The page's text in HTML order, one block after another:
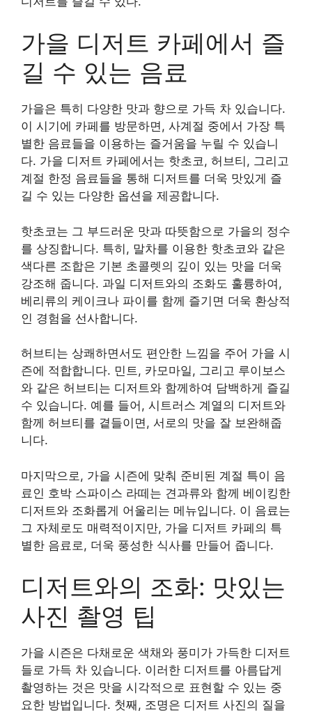
가을 디저트 카페에서 즐
길 수 있는 음료
가을은 특히 다양한 맛과 향으로 가득 차 있습니다.
이 시기에 카페를 방문하면, 사계절 중에서 가장 특
별한 음료들을 이용하는 즐거움을 누릴 수 있습니
다. 가을 디저트 카페에서는 핫초코, 허브티, 그리고
계절 한정 음료들을 통해 디저트를 더욱 맛있게 즐
길 수 있는 다양한 옵션을 제공합니다.
핫초코는 그 부드러운 맛과 따뜻함으로 가을의 정수
를 상징합니다. 특히, 말차를 이용한 핫초코와 같은
색다른 조합은 기본 초콜렛의 깊이 있는 맛을 더욱
강조해 줍니다. 과일 디저트와의 조화도 훌륭하여,
베리류의 케이크나 파이를 함께 즐기면 더욱 환상적
인 경험을 선사합니다.
허브티는 상쾌하면서도 편안한 느낌을 주어 가을 시
즌에 적합합니다. 민트, 카모마일, 그리고 루이보스
와 같은 허브티는 디저트와 함께하여 담백하게 즐길
수 있습니다. 예를 들어, 시트러스 계열의 디저트와
함께 허브티를 곁들이면, 서로의 맛을 잘 보완해줍
니다.
마지막으로, 가을 시즌에 맞춰 준비된 계절 특이 음
료인 호박 스파이스 라떼는 견과류와 함께 베이킹한
디저트와 조화롭게 어울리는 메뉴입니다. 이 음료는
그 자체로도 매력적이지만, 가을 디저트 카페의 특
별한 음료로, 더욱 풍성한 식사를 만들어 줍니다.
디저트와의 조화: 맛있는
사진 촬영 팁
가을 시즌은 다채로운 색채와 풍미가 가득한 디저트
들로 가득 차 있습니다. 이러한 디저트를 아름답게
촬영하는 것은 맛을 시각적으로 표현할 수 있는 중
요한 방법입니다. 첫째, 조명은 디저트 사진의 질을